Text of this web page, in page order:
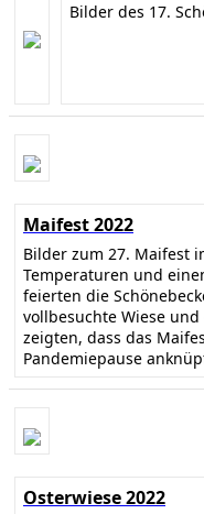
Bilder des 17.
Maifest 2022
Bilder zum 27. Maifest
Temperaturen und
feierten die
vollbesuchte Wiese
zeigten, dass das
Pandemiepause
Osterwiese 2022